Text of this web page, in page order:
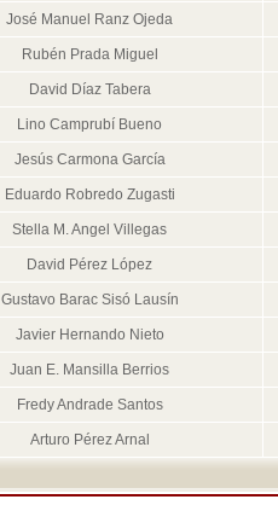
José Manuel Ranz Ojeda
Rubén Prada Miguel
David Díaz Tabera
Lino Camprubí Bueno
Jesús Carmona García
Eduardo Robredo Zugasti
Stella M. Angel Villegas
David Pérez López
Gustavo Barac Sisó Lausín
Javier Hernando Nieto
Juan E. Mansilla Berrios
Fredy Andrade Santos
Arturo Pérez Arnal